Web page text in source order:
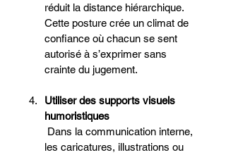
réduit la distance hiérarchique.
Cette posture crée un climat de
confiance où chacun se sent
autorisé à s’exprimer sans
crainte du jugement.
Utiliser des supports visuels
humoristiques
les caricatures, illustrations ou